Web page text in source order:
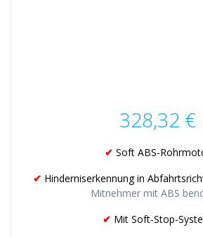
328,32 €
✔ Soft ABS-
✔ Hinderniserkennung in
Mitnehmer mit ABS
✔ Mit Soft-Stop-